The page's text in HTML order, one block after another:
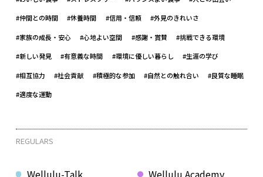
#仲間との時間 #休養時間 #信用・信頼 #外見のきれいさ
#家族の成長・安心 #心地よい空間 #感謝・賞賛 #挑戦できる環境
#新しい発見 #有意義な時間 #環境に優しい暮らし #生涯の学び
#相互協力 #社会貢献 #積極的な参加 #自然との触れ合い #良質な睡眠
#適度な運動
REGULARS
Wellulu-Talk Wellulu Academy